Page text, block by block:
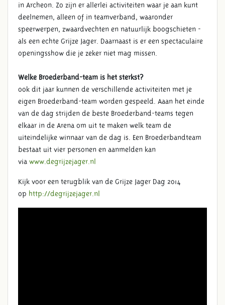
in Archeon. Zo zijn er allerlei activiteiten waar je aan kunt
deelnemen, alleen of in teamverband, waaronder
speerwerpen, zwaardvechten en natuurlijk boogschieten -
als een echte Grijze Jager. Daarnaast is er een spectaculaire
openingsshow die je zeker niet mag missen.
Welke Broederband-team is het sterkst?
ook dit jaar kunnen de verschillende activiteiten met je
eigen Broederband-team worden gespeeld. Aaan het einde
van de dag strijden de beste Broederband-teams tegen
elkaar in de Arena om uit te maken welk team de
uiteindelijke winnaar van de dag is. Een Broederbandteam
bestaat uit vier personen en aanmelden kan
via www.degrijzejager.nl
Kijk voor een terugblik van de Grijze Jager Dag 2014
op http://degrijzejager.nl